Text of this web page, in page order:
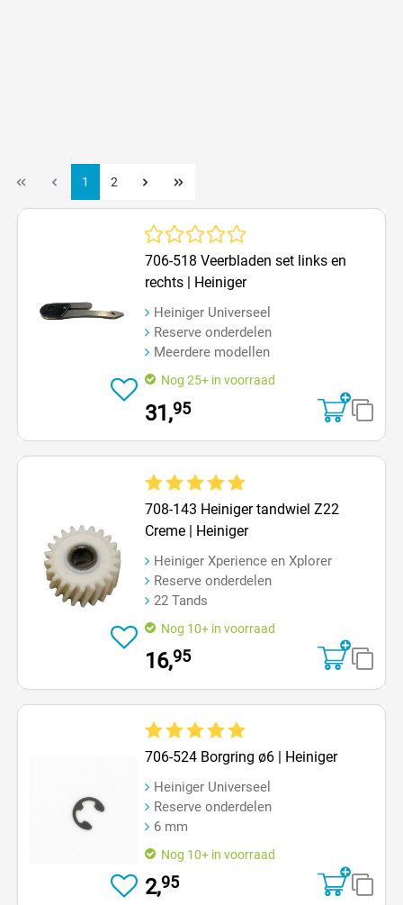
1 2
Gemiddelde waardering van 0 van 5 sterren
706-518 Veerbladen set links en
rechts | Heiniger
Heiniger Universeel
Reserve onderdelen
Meerdere modellen
Nog 25+ in voorraad
31,95
708-143 Heiniger tandwiel Z22
Creme | Heiniger
Heiniger Xperience en Xplorer
Reserve onderdelen
22 Tands
Nog 10+ in voorraad
16,95
706-524 Borgring ø6 | Heiniger
Heiniger Universeel
Reserve onderdelen
6 mm
Nog 10+ in voorraad
2,95